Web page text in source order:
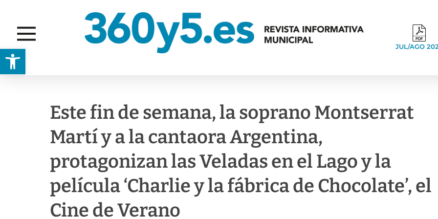
Abrir barra de herramientas JUL/AGO
Este fin de semana, la soprano Montserrat
Martí y a la cantaora Argentina,
protagonizan las Veladas en el Lago y la
película ‘Charlie y la fábrica de Chocolate’, el
Cine de Verano